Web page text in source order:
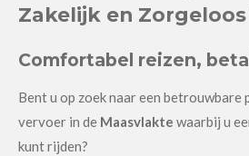
Zakelijk en
Comfortabel reizen,
Bent u op zoek naar een
vervoer in de Maasvlakte waarbij u
kunt rijden?